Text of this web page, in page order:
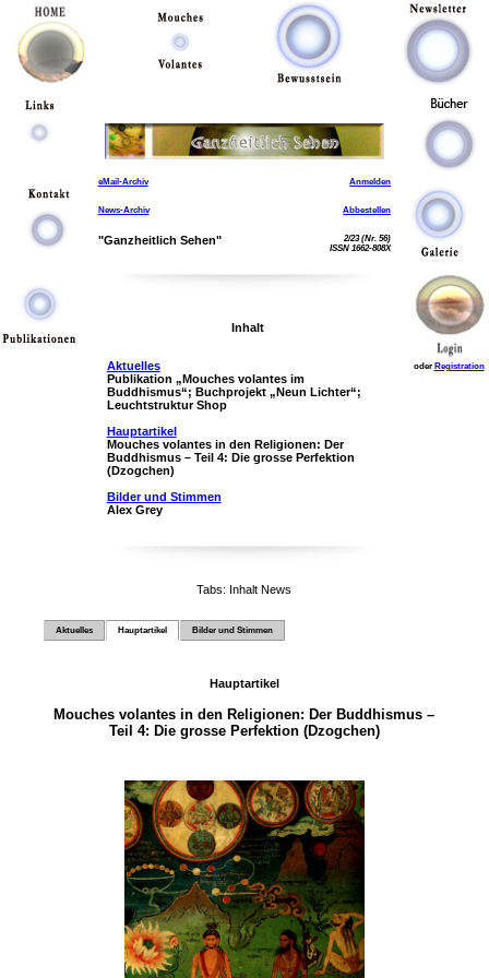
eMail-Archiv
News-Archiv
Anmelden
Abbestellen
"Ganzheitlich Sehen"
2/23 (Nr. 56)
ISSN 1662-808X
Inhalt
Aktuelles
Publikation „Mouches volantes im
Buddhismus“; Buchprojekt „Neun Lichter“;
Leuchtstruktur Shop
Hauptartikel
Mouches volantes in den Religionen: Der
Buddhismus – Teil 4: Die grosse Perfektion
(Dzogchen)
Bilder und Stimmen
Alex Grey
oder Registration
Tabs: Inhalt News
Aktuelles Hauptartikel Bilder und Stimmen
Hauptartikel
Mouches volantes in den Religionen: Der Buddhismus –
Teil 4: Die grosse Perfektion (Dzogchen)